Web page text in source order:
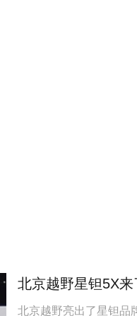
北京越野星钽5X
北京越野亮出了星钽